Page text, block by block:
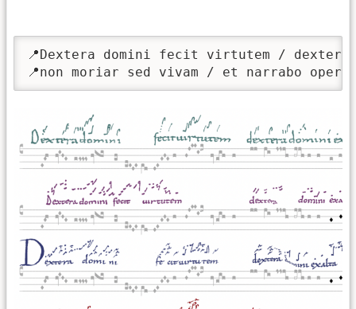
📍Dextera domini fecit virtutem /
📍non moriar sed vivam / et narrabo